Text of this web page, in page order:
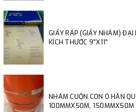
GIẤY RÁP (GIẤY NHÁM)
KÍCH THƯỚC 9"X11"
NHÁM CUỘN CON Ó HÀN
100MMX50M, 150MMX50M